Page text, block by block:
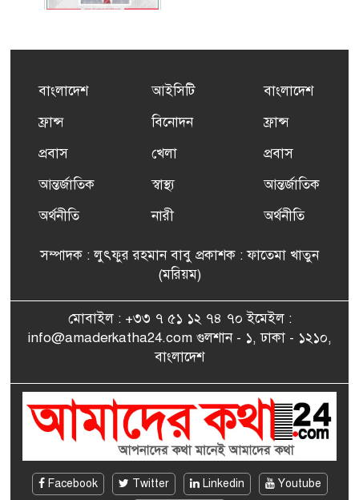
৫
এর সম্পূর্ণ বিনামূল্যের সুশি
ফ্রান্সসহ ইউরোপীয় দেশসমূহে
দাবদাহ: কারণ, প্রভাব ও করণীয়
ফ্রান্সে সংবর্ধিত হলেন যুক্তরাজ্য
বিএনপি’র আহ্বায়ক কমিটির
সাংবাদিকতায় কৃতিত্বের পুরস্কার
এমপি মমতাজ আলোকে
জেলা প্রবাসী এসোসিয়েশন’
বেদে সম্প্রদায় নিয়ে প্যারিসে
তথ্য-চলচ্চিত্র “ভাসমান জীবন”
বাংলাদেশ
ফ্রান্স
প্রবাস
আন্তর্জাতিক
অর্থনীতি
আইসিটি
বিনোদন
খেলা
স্বাস্থ্য
নারী
বাংলাদেশ
ফ্রান্স
প্রবাস
আন্তর্জাতিক
অর্থনীতি
সম্পাদক : লুৎফুর রহমান বাবু প্রকাশক : ফাতেমা খাতুন
(মরিয়ম)
মোবাইল : +৩৩ ৭ ৫১ ১২ ৭৪ ৭০ ইমেইল :
info@amaderkatha24.com গুলশান - ১, ঢাকা - ১২১০,
বাংলাদেশ
Facebook Twitter Linkedin Youtube